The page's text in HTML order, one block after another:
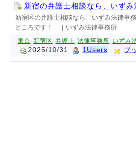
新宿の弁護士相談なら、いずみ
新宿区の弁護士相談なら、いずみ法律事
どころです！ ｜いずみ法律事務所
東京 新宿区 弁護士 法律事務所 いずみ
2025/10/31 1Users ブ